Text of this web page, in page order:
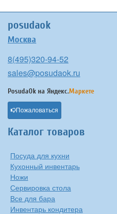
posudaok
Москва
8(495)320-94-52
sales@posudaok.ru
PosudaOk на Яндекс.Маркете
Пожаловаться
Каталог товаров
Посуда для кухни
Кухонный инвентарь
Ножи
Сервировка стола
Все для бара
Инвентарь кондитера